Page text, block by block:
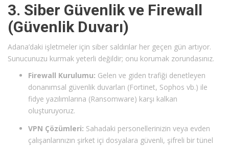
3. Siber Güvenlik ve Firewall
(Güvenlik Duvarı)
Adana’daki işletmeler için siber saldırılar her geçen gün artıyor.
Sunucunuzu kurmak yeterli değildir; onu korumak zorundasınız.
Firewall Kurulumu: Gelen ve giden trafiği denetleyen
donanımsal güvenlik duvarları (Fortinet, Sophos vb.) ile
fidye yazılımlarına (Ransomware) karşı kalkan
oluşturuyoruz.
VPN Çözümleri: Sahadaki personellerinizin veya evden
çalışanlarınızın şirket içi dosyalara güvenli, şifreli bir tünel